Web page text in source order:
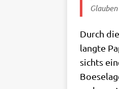
Durch
lang­te
sichts